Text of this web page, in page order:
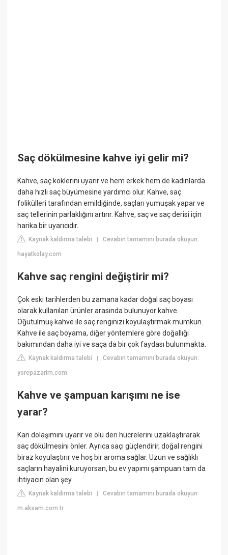
Saç dökülmesine kahve iyi gelir mi?
Kahve, saç köklerini uyarır ve hem erkek hem de kadınlarda
daha hızlı saç büyümesine yardımcı olur. Kahve, saç
folikülleri tarafından emildiğinde, saçları yumuşak yapar ve
saç tellerinin parlaklığını artırır. Kahve, saç ve saç derisi için
harika bir uyarıcıdır.
Kaynak kaldırma talebi |Cevabın tamamını burada okuyun:
hayatkolay.com
Kahve saç rengini değiştirir mi?
Çok eski tarihlerden bu zamana kadar doğal saç boyası
olarak kullanılan ürünler arasında bulunuyor kahve.
Öğütülmüş kahve ile saç renginizi koyulaştırmak mümkün.
Kahve ile saç boyama, diğer yöntemlere göre doğallığı
bakımından daha iyi ve saça da bir çok faydası bulunmakta.
Kaynak kaldırma talebi |Cevabın tamamını burada okuyun:
yorepazarim.com
Kahve ve şampuan karışımı ne ise
yarar?
Kan dolaşımını uyarır ve ölü deri hücrelerini uzaklaştırarak
saç dökülmesini önler. Ayrıca saçı güçlendirir, doğal rengini
biraz koyulaştırır ve hoş bir aroma sağlar. Uzun ve sağlıklı
saçların hayalini kuruyorsan, bu ev yapımı şampuan tam da
ihtiyacın olan şey.
Kaynak kaldırma talebi |Cevabın tamamını burada okuyun:
m.aksam.com.tr